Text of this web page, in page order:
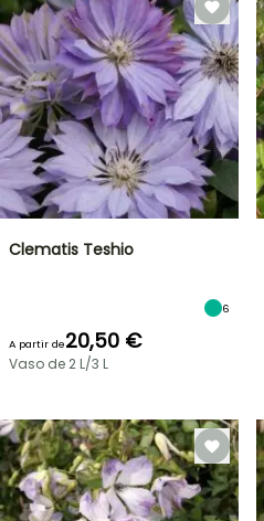
Clematis Teshio
6
A partir de20,50 €
Vaso de 2 L/3 L